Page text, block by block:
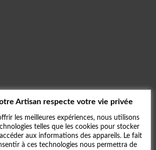
Artisan respecte votre vie privée
les meilleures expériences, nous utilisons
telles que les cookies pour stocker
aux informations des appareils. Le fait
à ces technologies nous permettra de